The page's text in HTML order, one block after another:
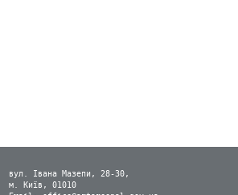
вул. Івана Мазепи, 28-30,
м. Київ, 01010